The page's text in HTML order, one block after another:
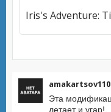
amakartsov110
Эта
летает и угар!